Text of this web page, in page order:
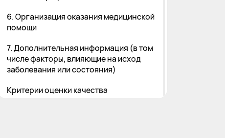
6. Организация оказания медицинской
помощи
7. Дополнительная информация (в том
числе факторы, влияющие на исход
заболевания или состояния)
Критерии оценки качества